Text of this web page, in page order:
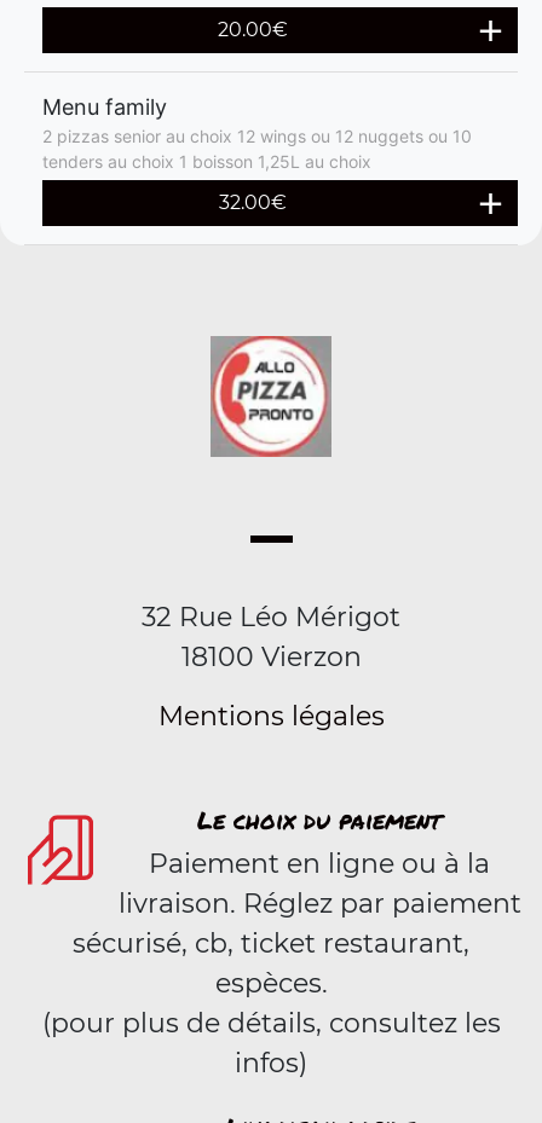
20.00€
Menu family
2 pizzas senior au choix 12 wings ou 12 nuggets ou 10
tenders au choix 1 boisson 1,25L au choix
32.00€
32 Rue Léo Mérigot
18100 Vierzon
Mentions légales
Le choix du paiement
Paiement en ligne ou à la
livraison. Réglez par paiement
sécurisé, cb, ticket restaurant,
espèces.
(pour plus de détails, consultez les
infos)